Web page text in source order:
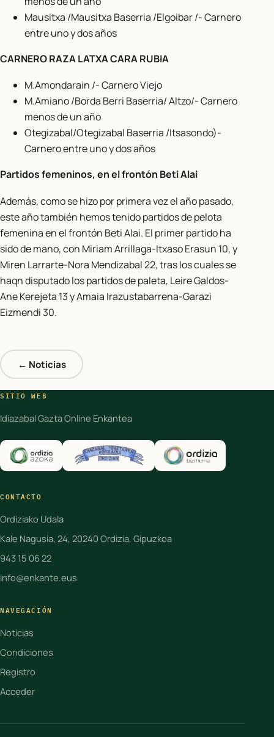
Mausitxa /Mausitxa Baserria /Elgoibar /- Carnero
entre uno y dos años
CARNERO RAZA LATXA CARA RUBIA
M.Amondarain /- Carnero Viejo
M.Amiano /Borda Berri Baserria/ Altzo/- Carnero
menos de un año
Otegizabal/Otegizabal Baserria /Itsasondo)-
Carnero entre uno y dos años
Partidos femeninos, en el frontón Beti Alai
Además, como se hizo por primera vez el año pasado,
este año también hemos tenido partidos de pelota
femenina en el frontón Beti Alai. El primer partido ha
sido de mano, con Miriam Arrillaga-Itxaso Erasun 10, y
Miren Larrarte-Nora Mendizabal 22, tras los cuales se
haqn disputado los partidos de paleta, Leire Galdos-
Ane Kerejeta 13 y Amaia Irazustabarrena-Garazi
Eizmendi 30.
← Noticias
SITIO WEB
Idiazabal Gazta Online Enkantea
CONTACTO
Ordiziako Udala
Kale Nagusia, 24, 20240 Ordizia, Gipuzkoa
943 15 06 22
info@enkante.eus
NAVEGACIÓN
Noticias
Condiciones
Registro
Acceder